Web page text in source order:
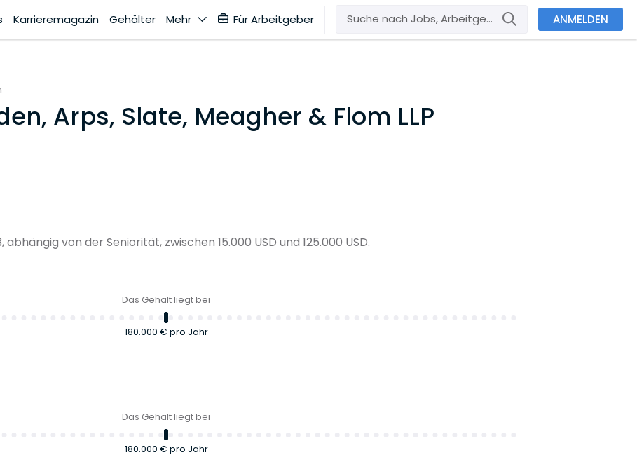
Karrieremagazin Gehälter Mehr Für Arbeitgeber ANMELDEN
Arps, Slate, Meagher & Flom LLP
von der Seniorität, zwischen 15.000 USD und 125.000 USD.
Das Gehalt liegt bei
180.000 € pro Jahr
Das Gehalt liegt bei
180.000 € pro Jahr